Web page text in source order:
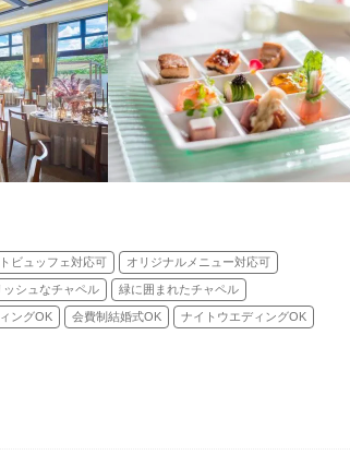
ビュッフェ対応可 オリジナルメニュー対応可
ッシュなチャペル 緑に囲まれたチャペル
ングOK 会費制結婚式OK ナイトウエディングOK